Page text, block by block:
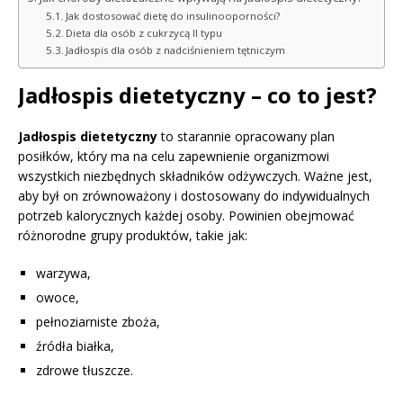
Jak dostosować dietę do insulinooporności?
Dieta dla osób z cukrzycą II typu
Jadłospis dla osób z nadciśnieniem tętniczym
Jadłospis dietetyczny – co to jest?
Jadłospis dietetycznyto starannie opracowany plan
posiłków, który ma na celu zapewnienie organizmowi
wszystkich niezbędnych składników odżywczych. Ważne jest,
aby był on zrównoważony i dostosowany do indywidualnych
potrzeb kalorycznych każdej osoby. Powinien obejmować
różnorodne grupy produktów, takie jak:
warzywa,
owoce,
pełnoziarniste zboża,
źródła białka,
zdrowe tłuszcze.